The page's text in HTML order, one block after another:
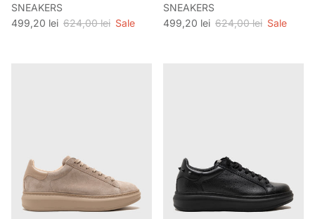
SNEAKERS
Preț de vânzare
499,20 lei Preț obișnuit
624,00 lei Sale
SNEAKERS
Preț de vânzare
499,20 lei Preț obișnuit
624,00 lei Sale